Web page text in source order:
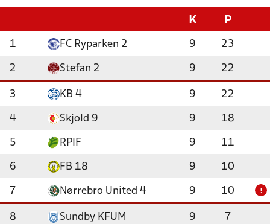
K P
1 FC Ryparken 2 9 23
2 Stefan 2 9 22
3 KB 4 9 22
4 Skjold 9 9 18
5 RPIF 9 11
6 FB 18 9 10
7 Nørrebro United 4 9 10 !
8 Sundby KFUM 9 7